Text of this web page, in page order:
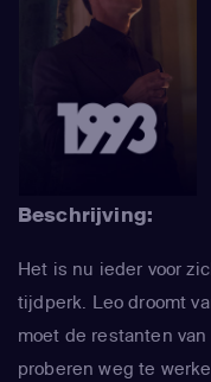
Beschrijving:
Het is nu ieder voor
tijdperk. Leo droomt
moet de restanten
proberen weg te